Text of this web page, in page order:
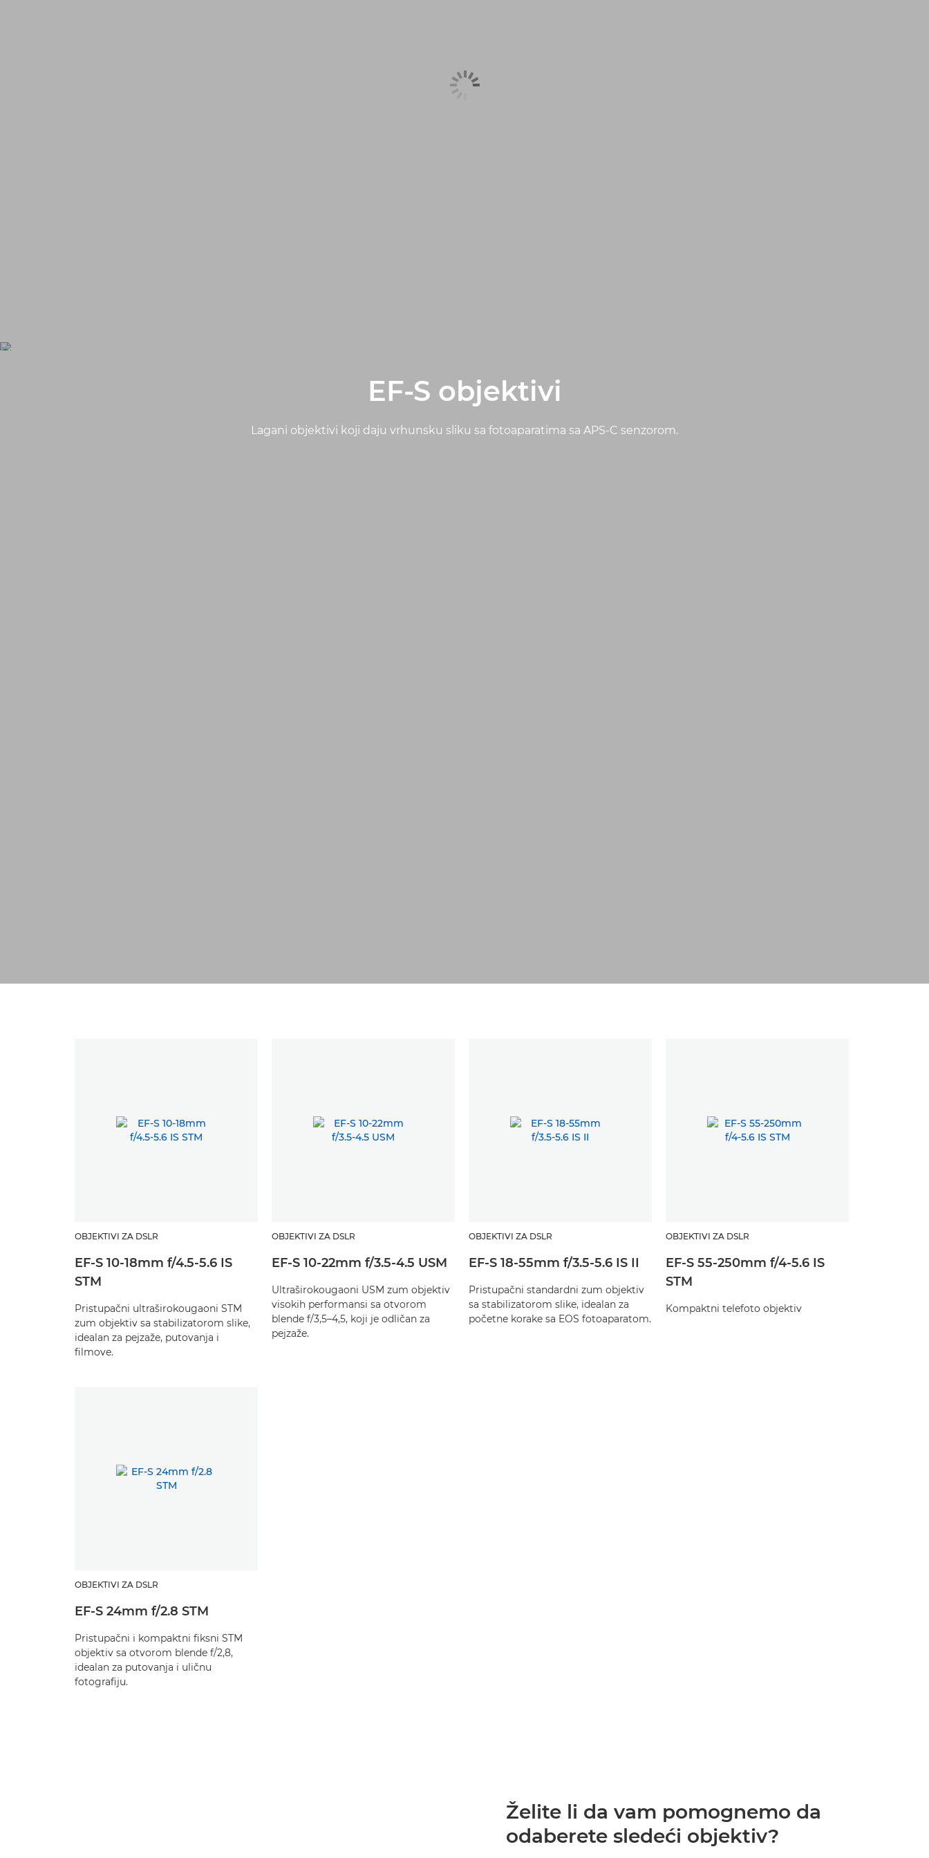
EF-S objektivi
Lagani objektivi koji daju vrhunsku sliku sa fotoaparatima sa APS-C senzorom.
OBJEKTIVI ZA DSLR
EF-S 10-18mm f/4.5-5.6 IS
STM
Pristupačni ultraširokougaoni STM
zum objektiv sa stabilizatorom slike,
idealan za pejzaže, putovanja i
filmove.
OBJEKTIVI ZA DSLR
EF-S 10-22mm f/3.5-4.5 USM
Ultraširokougaoni USM zum objektiv
visokih performansi sa otvorom
blende f/3,5–4,5, koji je odličan za
pejzaže.
OBJEKTIVI ZA DSLR
EF-S 18-55mm f/3.5-5.6 IS II
Pristupačni standardni zum objektiv
sa stabilizatorom slike, idealan za
početne korake sa EOS fotoaparatom.
OBJEKTIVI ZA DSLR
EF-S 55-250mm f/4-5.6 IS
STM
Kompaktni telefoto objektiv
OBJEKTIVI ZA DSLR
EF-S 24mm f/2.8 STM
Pristupačni i kompaktni fiksni STM
objektiv sa otvorom blende f/2,8,
idealan za putovanja i uličnu
fotografiju.
Želite li da vam pomognemo da
odaberete sledeći objektiv?